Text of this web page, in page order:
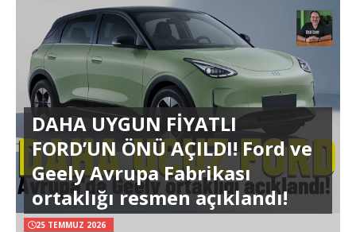
DAHA UYGUN FİYATLI
FORD’UN ÖNÜ AÇILDI! Ford ve
Geely Avrupa Fabrikası
ortaklığı resmen açıklandı!
25 TEMMUZ 2026